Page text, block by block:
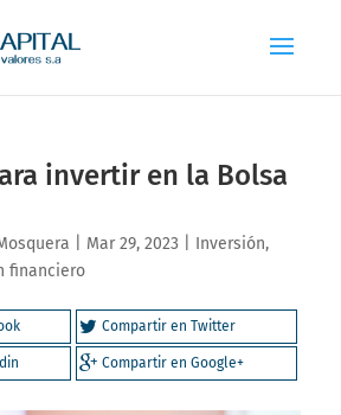
invertir en la Bolsa
Mar 29, 2023 Inversión,
financiero
Compartir en Twitter
Compartir en Google+